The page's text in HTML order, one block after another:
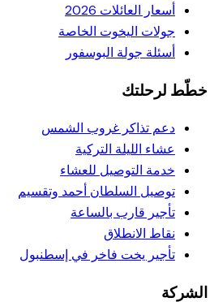
أسعار العائلات 2026
جولات اليخوت الخاصة
أسئلة جولة البوسفور
خطّط لرحلتك
دعم تذاكر غروب الشمس
عشاء الليلة التركية
خدمة التوصيل للعشاء
توصيل السلطان أحمد وتقسيم
تأجير قارب بالساعة
نقاط الانطلاق
تأجير يخت فاخر في إسطنبول
الشركة